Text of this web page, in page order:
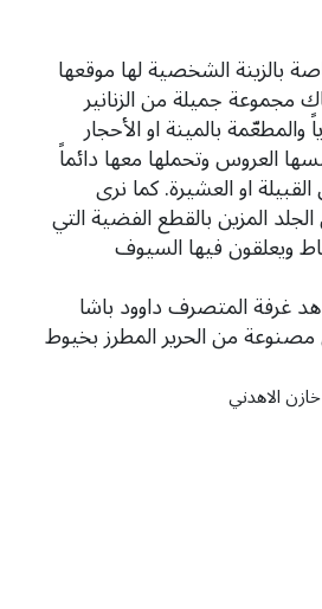
بالزينة الشخصية لها موقعها
مجموعة جميلة من الزنانير
والمطعّمة بالمينة او الأحجار
العروس وتحملها معها دائماً
او العشيرة. كما نرى
المزين بالقطع الفضية التي
ويعلقون فيها السيوف
غرفة المتصرف داوود باشا
وهي مصنوعة من الحرير المطرز بخيوط